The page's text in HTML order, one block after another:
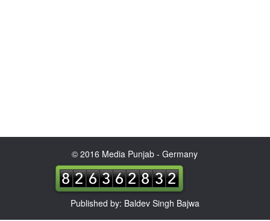
© 2016 Media Punjab - Germany
Published by: Baldev Singh Bajwa